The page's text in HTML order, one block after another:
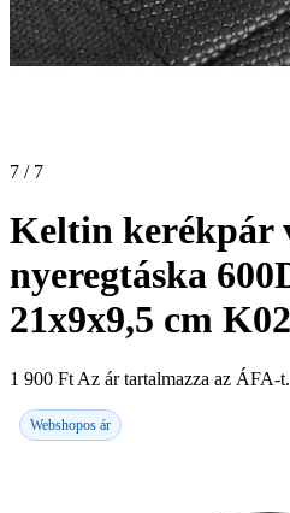
7 / 7
Keltin kerékpár
nyeregtáska
21x9x9,5 cm
1 900 Ft Az ár tartalmazza az ÁFA-t.
Webshopos ár